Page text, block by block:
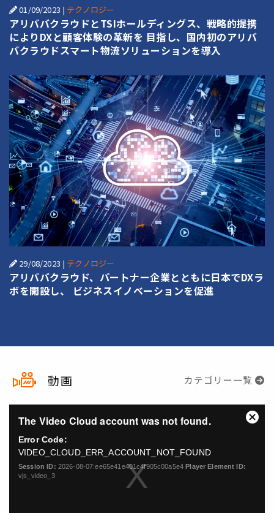
01/09/2023 | テクノロジー
アリババクラウドとTSIホールディングス、戦略的提携
によりDXと顧客体験の革新を 目指し、国内初のアリバ
バクラウドスマート物流ソリューションを導入
29/08/2023 | テクノロジー
アリババクラウド、パートナー企業とともに日本でDXラ
ボを開設し、 ビジネスイノベーションを促進
動画 カテゴリー一覧
modal
window.
The Video Cloud account was not found.
Error Code:
VIDEO_CLOUD_ERR_ACCOUNT_NOT_FOUND
Session ID: 2026-08-07:ee65e41e401c4f905c00a5e4Player Element ID:
vjs_video_3
Close